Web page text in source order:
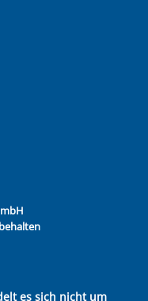
es sich nicht um